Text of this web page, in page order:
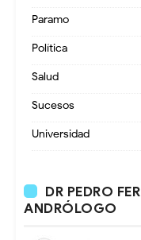
Paramo
Política
Salud
Sucesos
Universidad
DR PEDRO
ANDRÓLOGO